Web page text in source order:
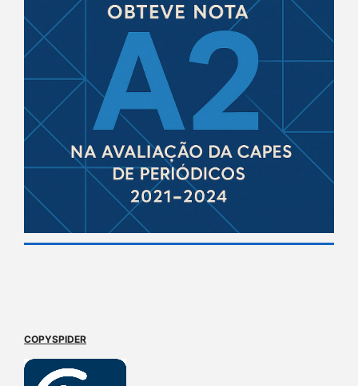
COPYSPIDER